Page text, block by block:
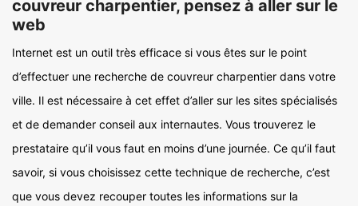
couvreur charpentier, pensez à aller sur le
web
Internet est un outil très efficace si vous êtes sur le point
d’effectuer une recherche de couvreur charpentier dans votre
ville. Il est nécessaire à cet effet d’aller sur les sites spécialisés
et de demander conseil aux internautes. Vous trouverez le
prestataire qu’il vous faut en moins d’une journée. Ce qu’il faut
savoir, si vous choisissez cette technique de recherche, c’est
que vous devez recouper toutes les informations sur la